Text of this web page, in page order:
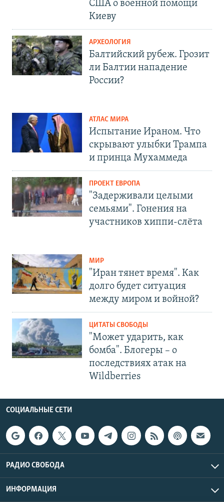
США о военной помощи
Киеву
АРХЕОЛОГИЯ
Балтийский рубеж. Грозит
ли Балтии нападение
России?
АТЛАС МИРА
Испытание Ираном. Что
скрывают улыбки Трампа
и принца Мухаммеда
ПРОЕКТ ЕВРОПА
"Задерживали целыми
семьями". Гонения на
участников хиппи-слёта
МИР
"Иран тянет время". Как
долго будет ситуация
между миром и войной?
ЦИТАТЫ СВОБОДЫ
"Может ударить, как
бомба". Блогеры – о
последствиях атак на
Wildberries
СОЦИАЛЬНЫЕ СЕТИ
РАДИО СВОБОДА
ИНФОРМАЦИЯ